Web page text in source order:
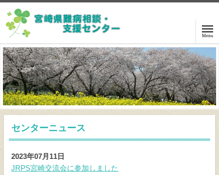
ホーム
ご相談の方は
講演・交流会案内
関係機関リンク
センターニュース
2023年07月11日
JRPS宮崎交流会に参加しました